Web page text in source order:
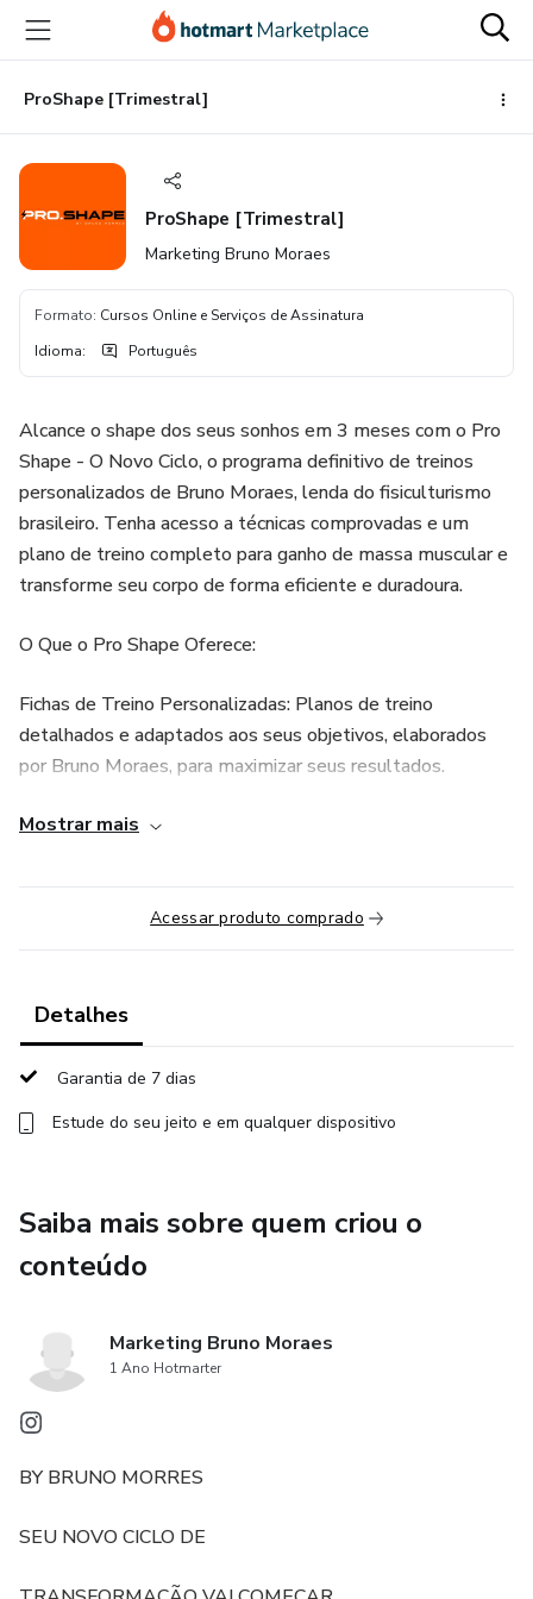
para
conteúdo
principal
para
pagamento
para
rodapé
ProShape [Trimestral]
ProShape [Trimestral]
Marketing Bruno Moraes
Formato: Cursos Online e Serviços de Assinatura
Idioma: Português
Alcance o shape dos seus sonhos em 3 meses com o Pro
Shape - O Novo Ciclo, o programa definitivo de treinos
personalizados de Bruno Moraes, lenda do fisiculturismo
brasileiro. Tenha acesso a técnicas comprovadas e um
plano de treino completo para ganho de massa muscular e
transforme seu corpo de forma eficiente e duradoura.
O Que o Pro Shape Oferece:
Fichas de Treino Personalizadas: Planos de treino
detalhados e adaptados aos seus objetivos, elaborados
por Bruno Moraes, para maximizar seus resultados.
Técnicas de Exercícios Comprovadas: Aprenda as técnicas
segurança e eficiência em seus treinos.
Acompanhamento de um Campeão: Aprenda com Bruno
lugar no Mr. Olympia.
Resultados Comprovados: Método utilizado por atletas
impressionantes.
Este programa é ideal para quem busca:
- Aprimorar a técnica de execução dos exercícios.
- Treinar com a orientação de um profissional renomado.
- Transformar o corpo em 3 meses.
- Invista em Sua Transformação!
Mostrar mais
Acessar produto comprado
Detalhes
Garantia de 7 dias
Estude do seu jeito e em qualquer dispositivo
Saiba mais sobre quem criou o
conteúdo
Marketing Bruno Moraes
1 Ano Hotmarter
BY BRUNO MORRES
SEU NOVO CICLO DE